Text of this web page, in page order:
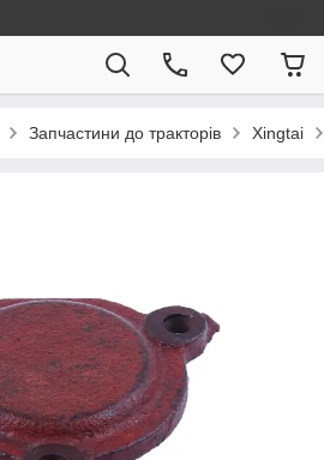
Запчастини до тракторів Xingtai